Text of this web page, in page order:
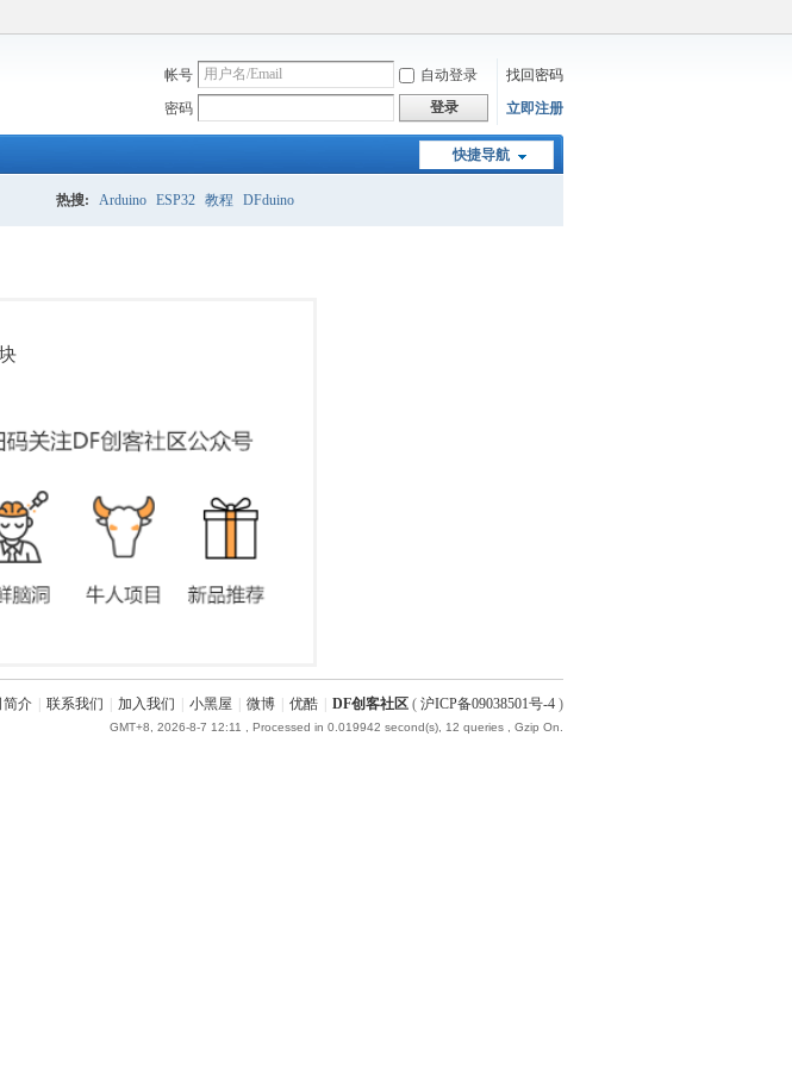
帐号 自动登录
找回密码
密码
登录 立即注册
快捷导航
热搜: Arduino ESP32 教程 DFduino
简介 联系我们 加入我们 小黑屋 微博 优酷 DF创客社区 ( 沪ICP备09038501号-4 )
GMT+8, 2026-8-7 12:11 , Processed in 0.019942 second(s), 12 queries , Gzip On.